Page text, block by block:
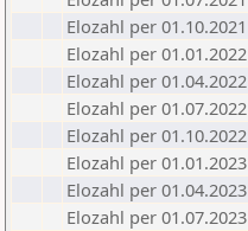
Elozahl per 01.10.2021
Elozahl per 01.01.2022
Elozahl per 01.04.2022
Elozahl per 01.07.2022
Elozahl per 01.10.2022
Elozahl per 01.01.2023
Elozahl per 01.04.2023
Elozahl per 01.07.2023